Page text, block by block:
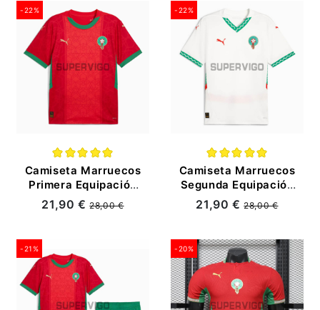
-22%
Camiseta Marruecos
Primera Equipación
2025
21,90 €28,00 €
-22%
Camiseta Marruecos
Segunda Equipación
2025
21,90 €28,00 €
-21% -20%